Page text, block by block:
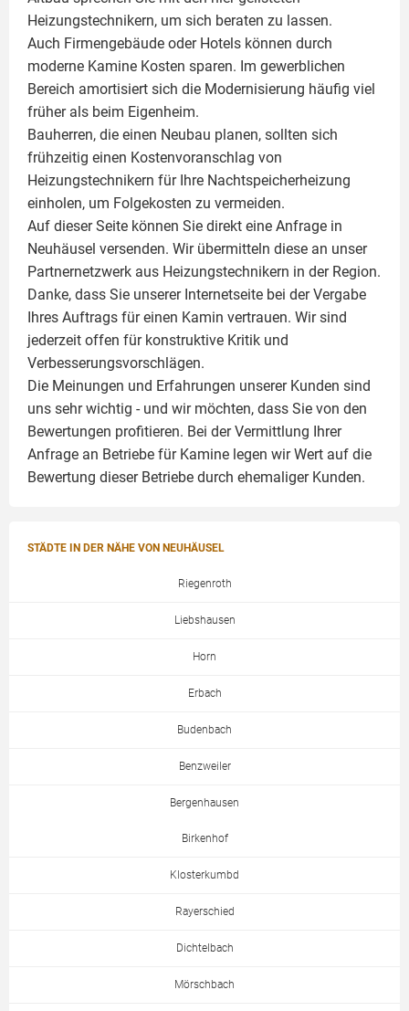
Heizungstechnikern, um sich beraten zu lassen.
Auch Firmengebäude oder Hotels können durch
moderne Kamine Kosten sparen. Im gewerblichen
Bereich amortisiert sich die Modernisierung häufig viel
früher als beim Eigenheim.
Bauherren, die einen Neubau planen, sollten sich
frühzeitig einen Kostenvoranschlag von
Heizungstechnikern für Ihre Nachtspeicherheizung
einholen, um Folgekosten zu vermeiden.
Auf dieser Seite können Sie direkt eine Anfrage in
Neuhäusel versenden. Wir übermitteln diese an unser
Partnernetzwerk aus Heizungstechnikern in der Region.
Danke, dass Sie unserer Internetseite bei der Vergabe
Ihres Auftrags für einen Kamin vertrauen. Wir sind
jederzeit offen für konstruktive Kritik und
Verbesserungsvorschlägen.
Die Meinungen und Erfahrungen unserer Kunden sind
uns sehr wichtig - und wir möchten, dass Sie von den
Bewertungen profitieren. Bei der Vermittlung Ihrer
Anfrage an Betriebe für Kamine legen wir Wert auf die
Bewertung dieser Betriebe durch ehemaliger Kunden.
STÄDTE IN DER NÄHE VON NEUHÄUSEL
Riegenroth
Liebshausen
Horn
Erbach
Budenbach
Benzweiler
Bergenhausen
Birkenhof
Klosterkumbd
Rayerschied
Dichtelbach
Mörschbach